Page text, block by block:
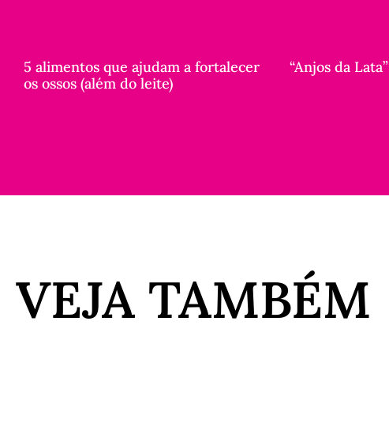
5 alimentos que ajudam a fortalecer
os ossos (além do leite)
“Anjos da Lata”
VEJA TAMBÉM